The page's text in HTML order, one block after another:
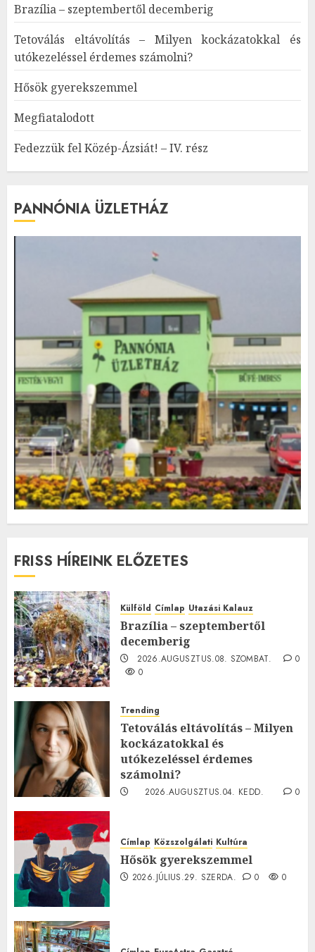
Brazília – szeptembertől decemberig
Tetoválás eltávolítás – Milyen kockázatokkal és
utókezeléssel érdemes számolni?
Hősök gyerekszemmel
Megfiatalodott
Fedezzük fel Közép-Ázsiát! – IV. rész
PANNÓNIA ÜZLETHÁZ
FRISS HÍREINK ELŐZETES
Külföld Címlap Utazási Kalauz
Brazília – szeptembertől
decemberig
2026.AUGUSZTUS.08. SZOMBAT.
0
0
Trending
Tetoválás eltávolítás – Milyen
kockázatokkal és
utókezeléssel érdemes
számolni?
2026.AUGUSZTUS.04. KEDD.
0
Címlap Közszolgálati Kultúra
Hősök gyerekszemmel
2026.JÚLIUS.29. SZERDA. 0 0